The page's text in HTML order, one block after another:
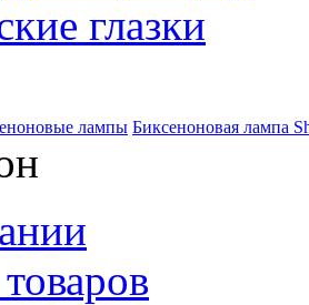
глазки
лампы Биксеноновая лампа